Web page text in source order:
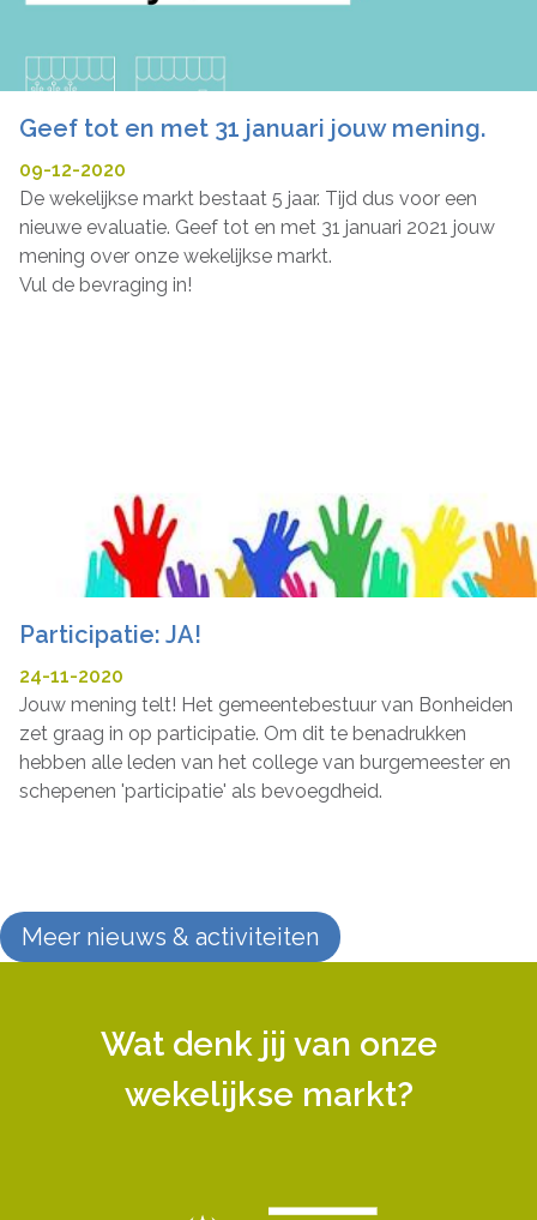
Geef tot en met 31 januari jouw mening.
09-12-2020
De wekelijkse markt bestaat 5 jaar. Tijd dus voor een
nieuwe evaluatie. Geef tot en met 31 januari 2021 jouw
mening over onze wekelijkse markt.
Vul de bevraging in!
Participatie: JA!
24-11-2020
Jouw mening telt! Het gemeentebestuur van Bonheiden
zet graag in op participatie. Om dit te benadrukken
hebben alle leden van het college van burgemeester en
schepenen 'participatie' als bevoegdheid.
Meer nieuws & activiteiten
Wat denk jij van onze
wekelijkse markt?